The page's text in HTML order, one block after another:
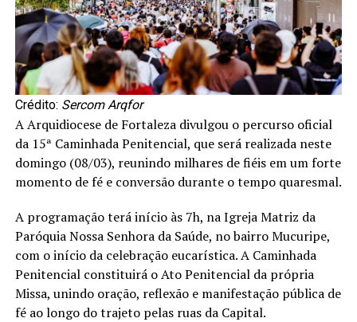
Crédito: Sercom Arqfor
A Arquidiocese de Fortaleza divulgou o percurso oficial
da 15ª Caminhada Penitencial, que será realizada neste
domingo (08/03), reunindo milhares de fiéis em um forte
momento de fé e conversão durante o tempo quaresmal.
A programação terá início às 7h, na Igreja Matriz da
Paróquia Nossa Senhora da Saúde, no bairro Mucuripe,
com o início da celebração eucarística. A Caminhada
Penitencial constituirá o Ato Penitencial da própria
Missa, unindo oração, reflexão e manifestação pública de
fé ao longo do trajeto pelas ruas da Capital.